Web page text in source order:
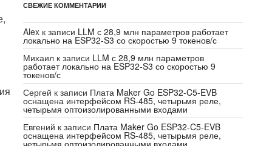
СВЕЖИЕ КОММЕНТАРИИ
Alex к записи LLM с 28,9 млн параметров работает
локально на ESP32-S3 со скоростью 9 токенов/с
Михаил к записи LLM с 28,9 млн параметров
работает локально на ESP32-S3 со скоростью 9
токенов/с
Сергей к записи Плата Maker Go ESP32-C5-EVB
оснащена интерфейсом RS-485, четырьмя реле,
четырьмя оптоизолированными входами
Евгений к записи Плата Maker Go ESP32-C5-EVB
оснащена интерфейсом RS-485, четырьмя реле,